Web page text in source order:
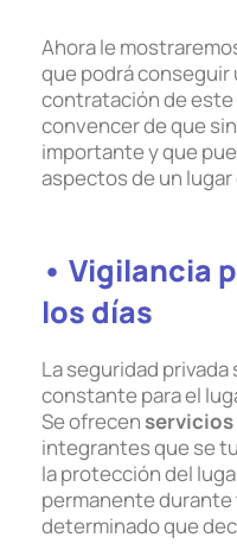
Ahora le
que podrá conseguir
contratación de este
convencer de que
importante y que
aspectos de un
• Vigilancia
los días
La seguridad
constante para el
Se ofrecen servicios
integrantes que se
la protección del
permanente durante
determinado que